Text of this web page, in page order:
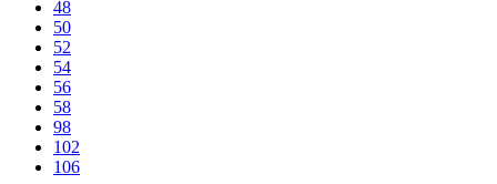
48
50
52
54
56
58
98
102
106